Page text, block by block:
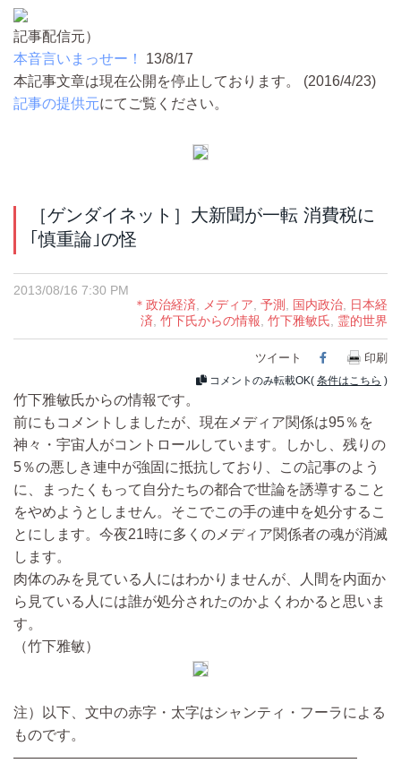
記事配信元）
本音言いまっせー！
13/8/17
本記事文章は現在公開を停止しております。 (2016/4/23)
記事の提供元にてご覧ください。
［ゲンダイネット］大新聞が一転 消費税に
｢慎重論｣の怪
2013/08/16 7:30 PM
＊政治経済
メディア 予測 国内政治
日本経
済 竹下氏からの情報 竹下雅敏氏 霊的世界
ツイート Facebook
印刷
コメントのみ転載OK( 条件はこちら )
竹下雅敏氏からの情報です。
前にもコメントしましたが、現在メディア関係は95％を
神々・宇宙人がコントロールしています。しかし、残りの
5％の悪しき連中が強固に抵抗しており、この記事のよう
に、まったくもって自分たちの都合で世論を誘導すること
をやめようとしません。そこでこの手の連中を処分するこ
とにします。今夜21時に多くのメディア関係者の魂が消滅
します。
肉体のみを見ている人にはわかりませんが、人間を内面か
ら見ている人には誰が処分されたのかよくわかると思いま
す。
（竹下雅敏）
注）以下、文中の赤字・太字はシャンティ・フーラによる
ものです。
————————————————————————